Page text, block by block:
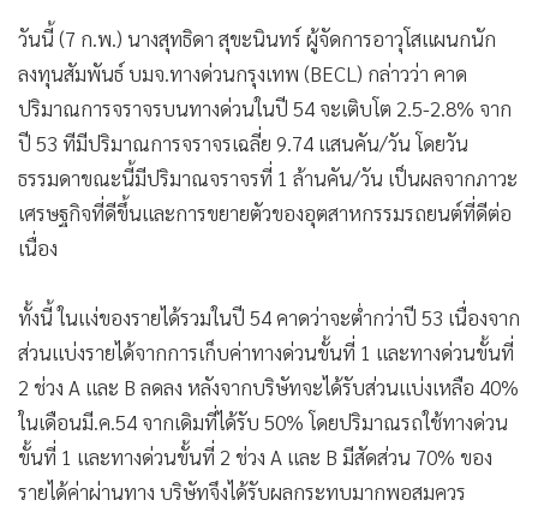
• ท่องเที่ยว
• กีฬา
• ต่างประเทศ
• Special Scoop
• เศรษฐกิจ-ธุรกิจ
• จีน
• ชุมชน-คุณภาพชีวิต
อาชญากรรม
• Motoring
• เกม
•
วิทยาศาสตร์
•
SMEs
หุ้น
วันนี้ (7 ก.พ.) นางสุทธิดา สุขะนินทร์ ผู้จัดการอาวุโสแผนกนัก
ลงทุนสัมพันธ์ บมจ.ทางด่วนกรุงเทพ (BECL) กล่าวว่า คาด
ปริมาณการจราจรบนทางด่วนในปี 54 จะเติบโต 2.5-2.8% จาก
ปี 53 ทีมีปริมาณการจราจรเฉลี่ย 9.74 แสนคัน/วัน โดยวัน
ธรรมดาขณะนี้มีปริมาณจราจรที่ 1 ล้านคัน/วัน เป็นผลจากภาวะ
เศรษฐกิจที่ดีขึ้นและการขยายตัวของอุตสาหกรรมรถยนต์ที่ดีต่อ
เนื่อง
ทั้งนี้ ในแง่ของรายได้รวมในปี 54 คาดว่าจะต่ำกว่าปี 53 เนื่องจาก
ส่วนแบ่งรายได้จากการเก็บค่าทางด่วนขั้นที่ 1 และทางด่วนขั้นที่
2 ช่วง A และ B ลดลง หลังจากบริษัทจะได้รับส่วนแบ่งเหลือ 40%
ในเดือนมี.ค.54 จากเดิมที่ได้รับ 50% โดยปริมาณรถใช้ทางด่วน
ขั้นที่ 1 และทางด่วนขั้นที่ 2 ช่วง A และ B มีสัดส่วน 70% ของ
รายได้ค่าผ่านทาง บริษัทจึงได้รับผลกระทบมากพอสมควร